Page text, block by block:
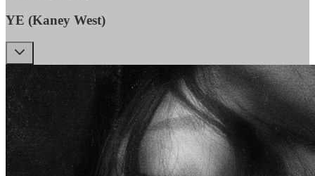
YE (Kaney West)